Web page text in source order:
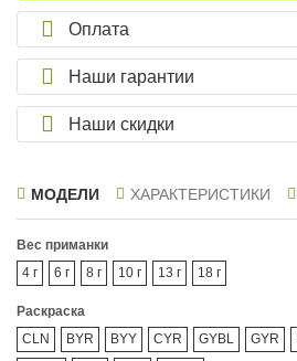
Оплата
Наши гарантии
Наши скидки
МОДЕЛИ ХАРАКТЕРИСТИКИ
Вес приманки
4 г
6 г 8 г 10 г 13 г 18 г
Раскраска
CLN
BYR BYY CYR GYBL GYR